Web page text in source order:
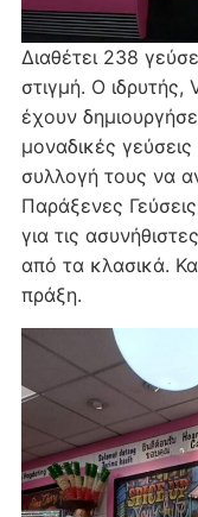
Διαθέτει 238
στιγμή. Ο ιδρυτής,
έχουν
μοναδικές
συλλογή τους να
Παράξενες
για τις
από τα κλασικά.
πράξη.